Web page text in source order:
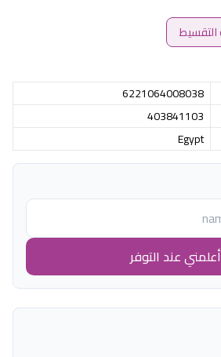
6221064008038
403841103
Egypt
أعلمني عند التوفر